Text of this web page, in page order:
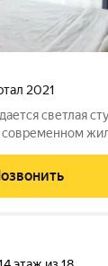
2021
светлая
17-этажного
в